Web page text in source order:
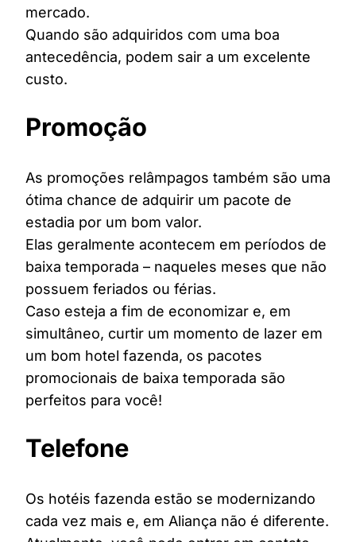
mercado.
Quando são adquiridos com uma boa
antecedência, podem sair a um excelente
custo.
Promoção
As promoções relâmpagos também são uma
ótima chance de adquirir um pacote de
estadia por um bom valor.
Elas geralmente acontecem em períodos de
baixa temporada – naqueles meses que não
possuem feriados ou férias.
Caso esteja a fim de economizar e, em
simultâneo, curtir um momento de lazer em
um bom hotel fazenda, os pacotes
promocionais de baixa temporada são
perfeitos para você!
Telefone
Os hotéis fazenda estão se modernizando
cada vez mais e, em Aliança não é diferente.